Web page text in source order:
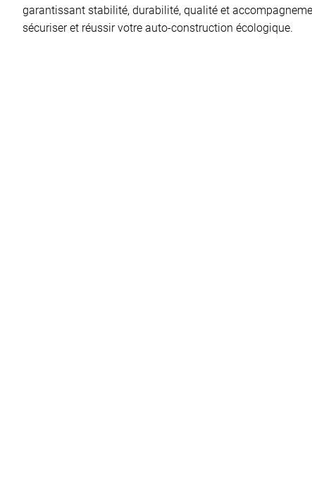
garantissant stabilité, durabilité, qualité et
sécuriser et réussir votre auto-construction écologique.